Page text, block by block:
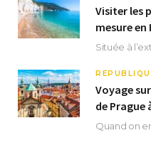
Visiter les
mesure en
Voyage
de Prague